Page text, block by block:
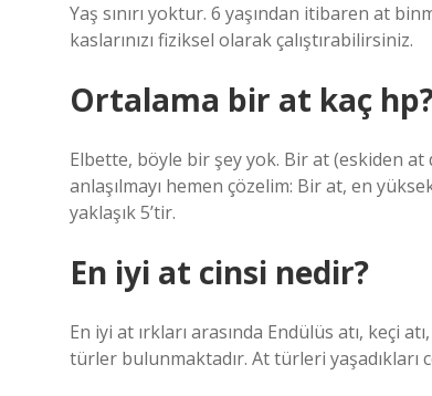
Yaş sınırı yoktur. 6 yaşından itibaren at
kaslarınızı fiziksel olarak çalıştırabilirsiniz.
Ortalama bir at kaç
Elbette, böyle bir şey yok. Bir at (eskiden at
anlaşılmayı hemen çözelim: Bir at, en
yaklaşık 5’tir.
En iyi at cinsi nedir?
En iyi at ırkları arasında Endülüs atı, keçi
türler bulunmaktadır. At türleri yaşadıkları